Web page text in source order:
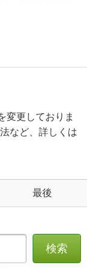
変更しておりま
など、詳しくは
最後
検索